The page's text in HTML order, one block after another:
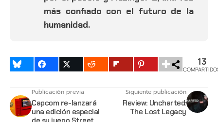
más confiado con el futuro de la
humanidad.
13
Publicación previa
Capcom re-lanzará
una edición especial
Siguiente publicación
Review: Uncharted:
The Lost Legacy